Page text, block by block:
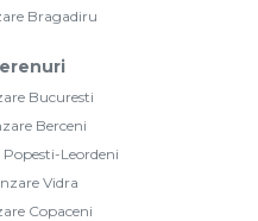
Bragadiru
Bucuresti
Berceni
Leordeni
Vidra
Copaceni